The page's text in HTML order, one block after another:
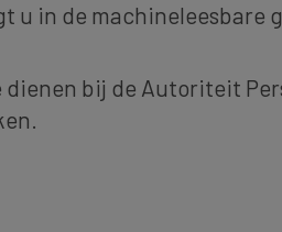
in de machineleesbare
bij de Autoriteit